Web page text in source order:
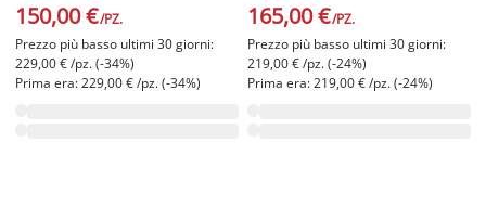
150,00 €/PZ.
Prezzo più basso ultimi 30 giorni:
229,00 € /pz. (-34%)
Prima era: 229,00 € /pz. (-34%)
165,00 €/PZ.
Prezzo più basso ultimi 30 giorni:
219,00 € /pz. (-24%)
Prima era: 219,00 € /pz. (-24%)